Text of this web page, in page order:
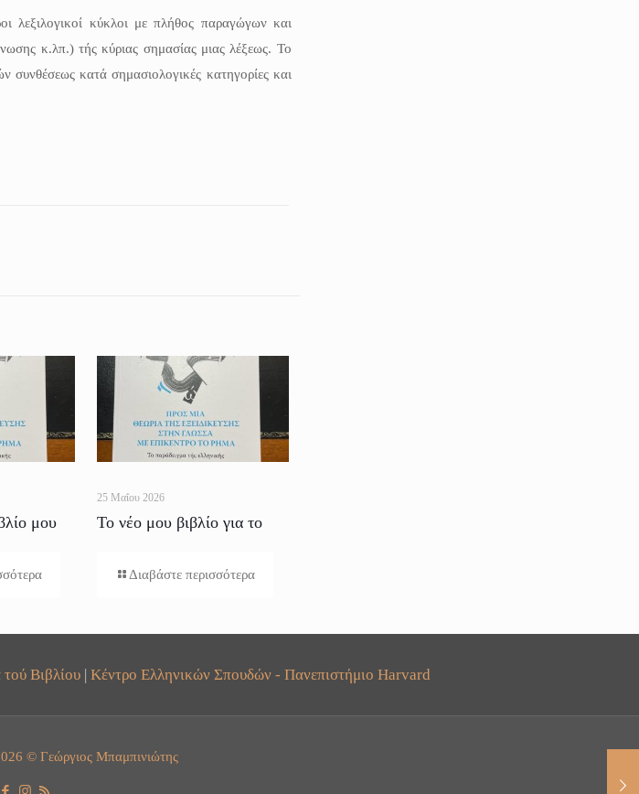
λεξιλογικοί κύκλοι με πλήθος παραγώγων και
κ.λπ.) τής κύριας σημασίας μιας λέξεως. Το
κατά σημασιολογικές κατηγορίες και
μου
25 Μαΐου 2026
Το νέο μου βιβλίο για το
Διαβάστε περισσότερα
Βιβλίου| Κέντρο Ελληνικών Σπουδών - Πανεπιστήμιο Harvard
© Γεώργιος Μπαμπινιώτης